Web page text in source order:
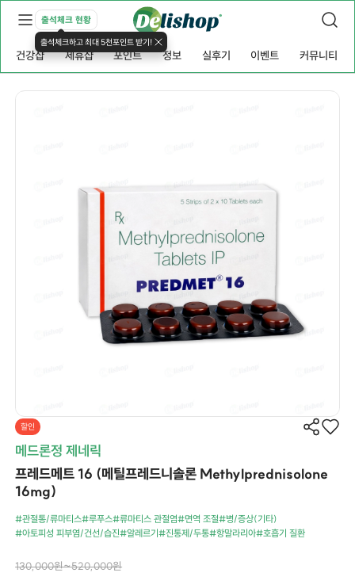
출석체크 현황
출석체크하고 최대 5천포인트 받기!
건강샵 제휴샵 포인트 정보 실후기 이벤트 커뮤니티
할인
메드론정 제네릭
프레드메트 16 (메틸프레드니솔론 Methylprednisolone
16mg)
#관절통/류마티스#루푸스#류마티스 관절염#면역 조절#병/증상(기타)
#아토피성 피부염/건선/습진#알레르기#진통제/두통#항말라리아#호흡기 질환
130,000원~520,000원